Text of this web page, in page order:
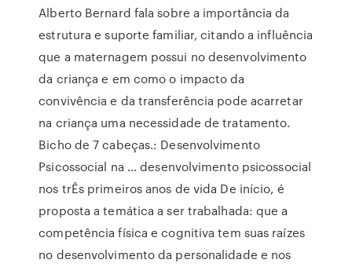
Alberto Bernard fala sobre a importância da
estrutura e suporte familiar, citando a influência
que a maternagem possui no desenvolvimento
da criança e em como o impacto da
convivência e da transferência pode acarretar
na criança uma necessidade de tratamento.
Bicho de 7 cabeças.: Desenvolvimento
Psicossocial na ... desenvolvimento psicossocial
nos trÊs primeiros anos de vida De início, é
proposta a temática a ser trabalhada: que a
competência física e cognitiva tem suas raízes
no desenvolvimento da personalidade e nos